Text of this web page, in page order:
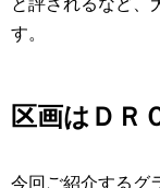
す。
区画はＤＲ
今回ご紹介するグ